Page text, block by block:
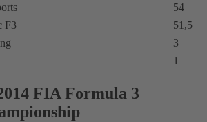
54
F3
51,5
3
1
FIA Formula 3